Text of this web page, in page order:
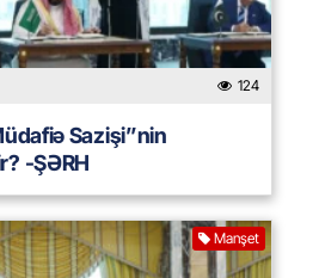
124
Sazişi”nin
-ŞƏRH
Manşet